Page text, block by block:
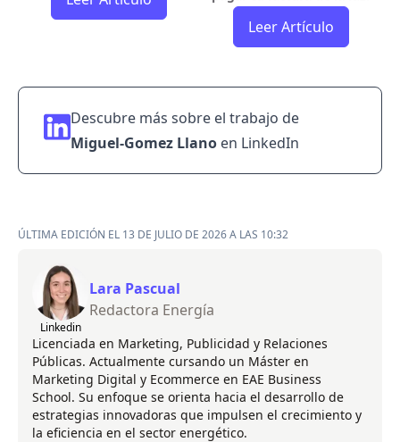
Leer Artículo
Descubre más sobre el trabajo de
Miguel-Gomez Llano en LinkedIn
ÚLTIMA EDICIÓN EL 13 DE JULIO DE 2026 A LAS 10:32
Linkedin
Lara Pascual
Redactora Energía
Licenciada en Marketing, Publicidad y Relaciones
Públicas. Actualmente cursando un Máster en
Marketing Digital y Ecommerce en EAE Business
School. Su enfoque se orienta hacia el desarrollo de
estrategias innovadoras que impulsen el crecimiento y
la eficiencia en el sector energético.